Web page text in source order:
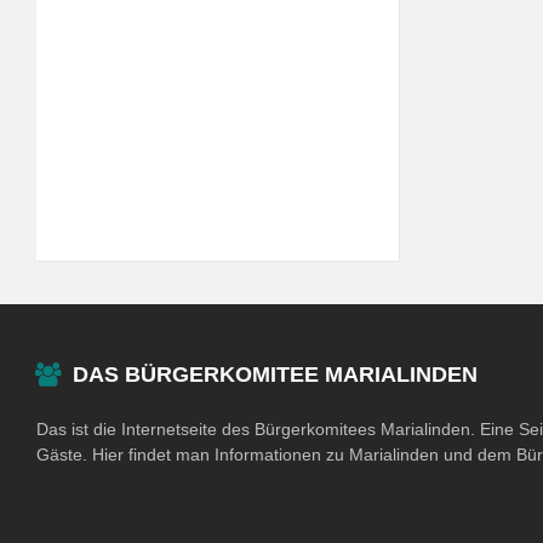
DAS BÜRGERKOMITEE MARIALINDEN
Das ist die Internetseite des Bürgerkomitees Marialinden. Eine
Gäste. Hier findet man Informationen zu Marialinden und dem